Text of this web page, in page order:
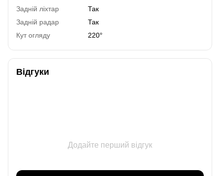
Задній ліхтар
Так
Задній радар
Так
Кут огляду
220°
Відгуки
Додайте перший відгук